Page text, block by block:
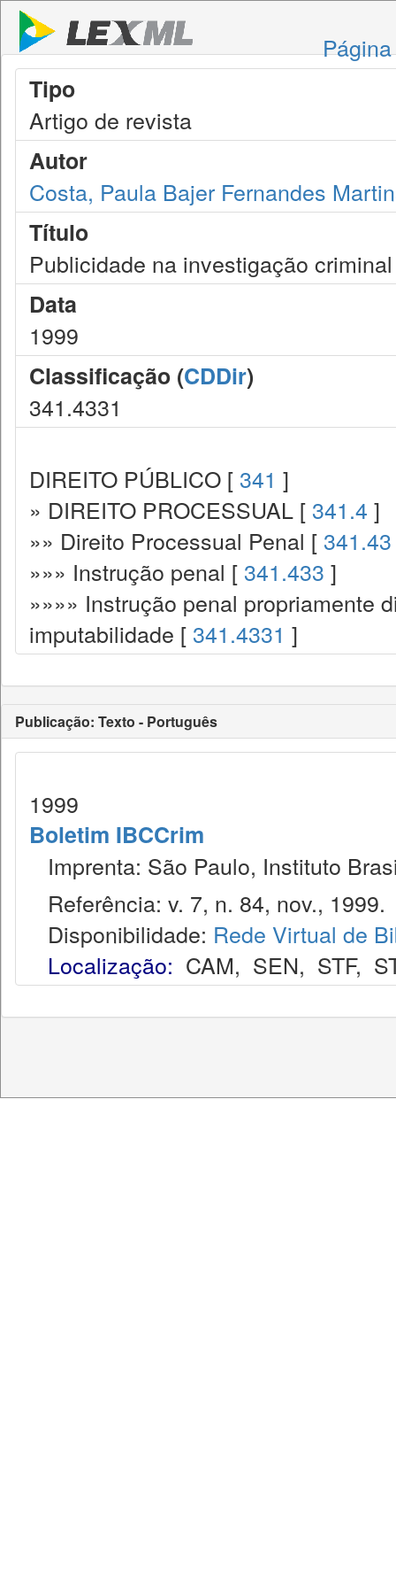
Tipo
Artigo de revista
Autor
Costa, Paula Bajer Fernandes
Título
Publicidade na investigação criminal
Data
1999
Classificação (CDDir)
341.4331
DIREITO PÚBLICO [ 341 ]
» DIREITO PROCESSUAL [ 341.4 ]
»» Direito Processual Penal [ 341.43
»»» Instrução penal [ 341.433 ]
»»»» Instrução penal propriamente
imputabilidade [ 341.4331 ]
Publicação: Texto - Português
1999
Boletim IBCCrim
Imprenta: São Paulo, Instituto
Referência: v. 7, n. 84, nov., 1999.
Disponibilidade: Rede Virtual de
Localização: CAM, SEN, STF,